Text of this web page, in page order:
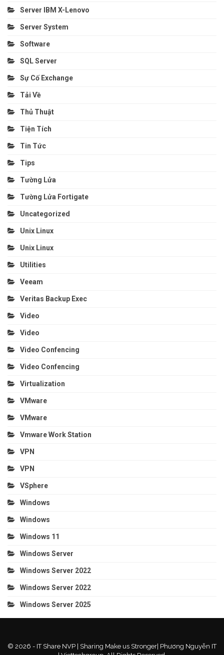
Server IBM X-Lenovo
Server System
Software
SQL Server
Sự Cố Exchange
Tải Về
Thủ Thuật
Tiện Tích
Tin Tức
Tips
Tường Lửa
Tường Lửa Fortigate
Uncategorized
Unix Linux
Unix Linux
Utilities
Veeam
Veritas Backup Exec
Video
Video
Video Confencing
Video Confencing
Virtualization
VMware
VMware
Vmware Work Station
VPN
VPN
VSphere
Windows
Windows
Windows 11
Windows Server
Windows Server 2022
Windows Server 2022
Windows Server 2025
© 2026 - IT Share NVP | Sharing Make us Stronger| Phương Nguyễn IT